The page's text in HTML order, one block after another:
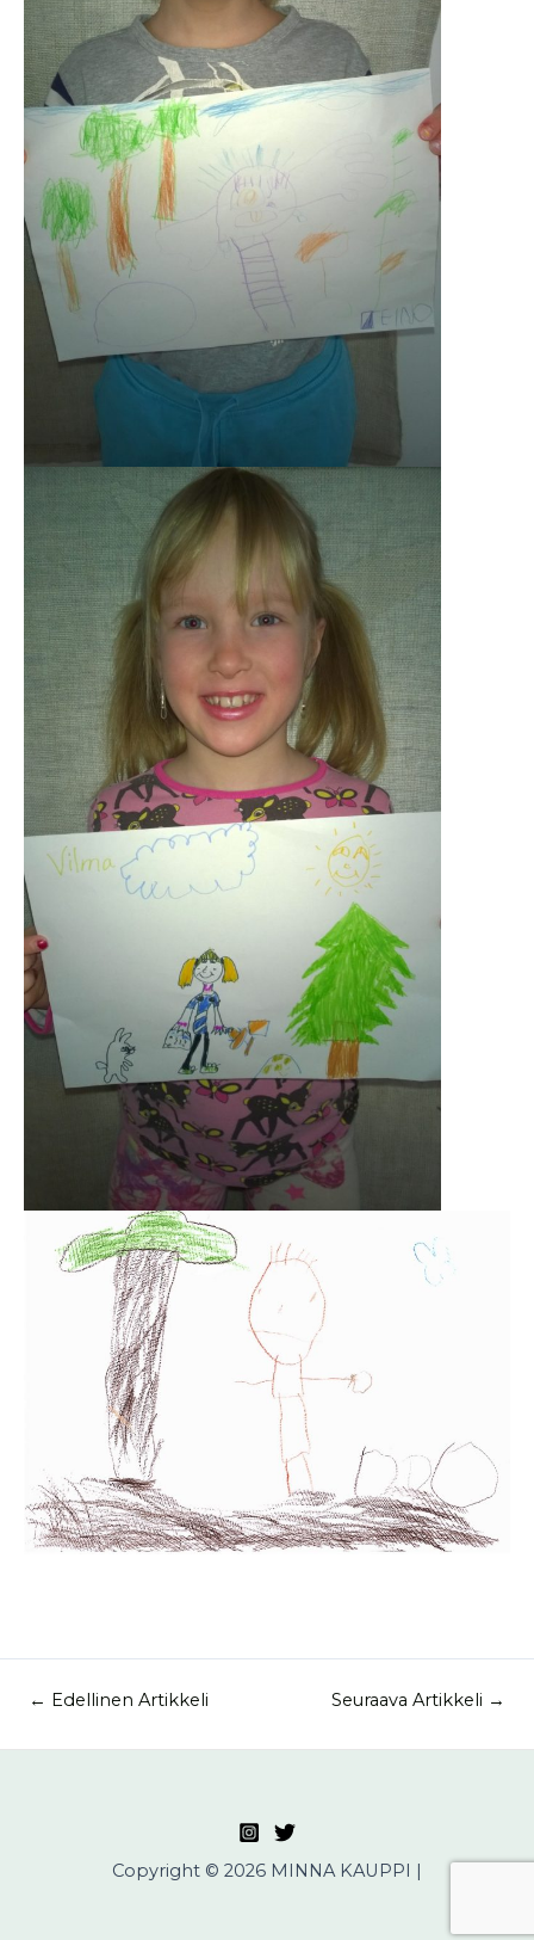
← Edellinen Artikkeli Seuraava Artikkeli →
Copyright © 2026 MINNA KAUPPI |